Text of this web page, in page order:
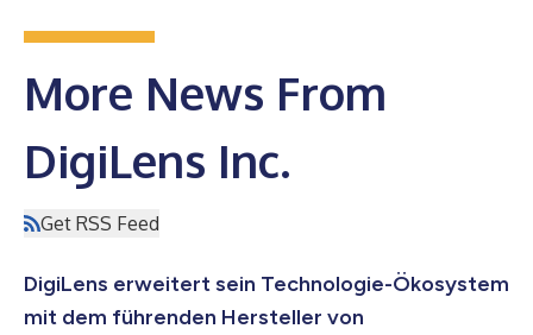
More News From
DigiLens Inc.
Get RSS Feed
DigiLens erweitert sein Technologie-Ökosystem
mit dem führenden Hersteller von